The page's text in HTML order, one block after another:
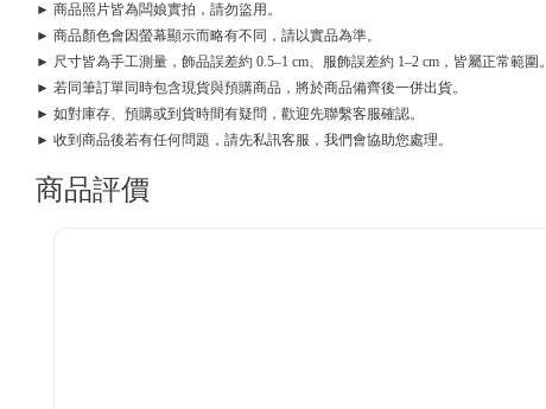
► 商品照片皆為闆娘實拍，請勿盜用。
► 商品顏色會因螢幕顯示而略有不同，請以實品為準。
► 尺寸皆為手工測量，飾品誤差約 0.5–1 cm、服飾誤差約 1–2 cm，皆屬正常範圍。
► 若同筆訂單同時包含現貨與預購商品，將於商品備齊後一併出貨。
► 如對庫存、預購或到貨時間有疑問，歡迎先聯繫客服確認。
► 收到商品後若有任何問題，請先私訊客服，我們會協助您處理。
商品評價